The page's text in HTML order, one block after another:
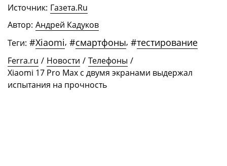
Источник: Газета.Ru
Автор: Андрей Кадуков
Теги: #Xiaomi, #смартфоны, #тестирование
Ferra.ru / Новости / Телефоны /
Xiaomi 17 Pro Max с двумя экранами выдержал
испытания на прочность